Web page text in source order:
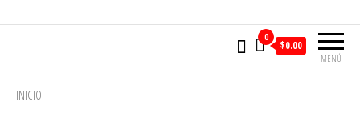
MENÚ
0
$0.00
INICIO